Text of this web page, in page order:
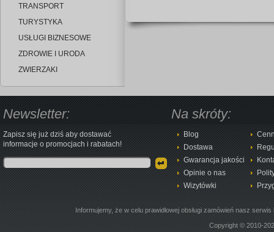
TRANSPORT
TURYSTYKA
USŁUGI BIZNESOWE
ZDROWIE I URODA
ZWIERZAKI
Newsletter:
Zapisz się już dziś aby dostawać
informacje o promocjach i rabatach!
Na skróty:
Blog
Dostawa
Gwarancja jakości
Opinie o nas
Wizytówki
Informujemy, że w celu prawidłowej obsługi zamówień nasz
Copyright © 2010-